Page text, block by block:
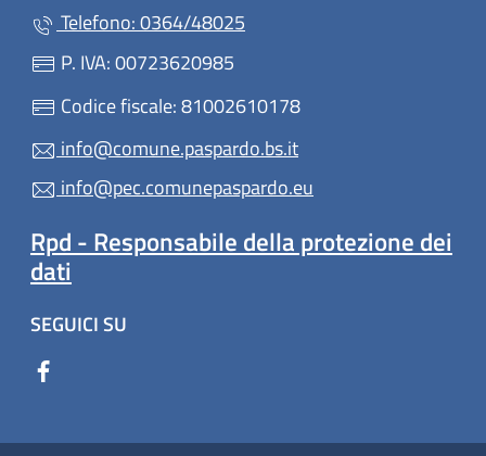
Telefono: 0364/48025
P. IVA: 00723620985
Codice fiscale: 81002610178
info@comune.paspardo.bs.it
info@pec.comunepaspardo.eu
Rpd - Responsabile della protezione dei
dati
SEGUICI SU